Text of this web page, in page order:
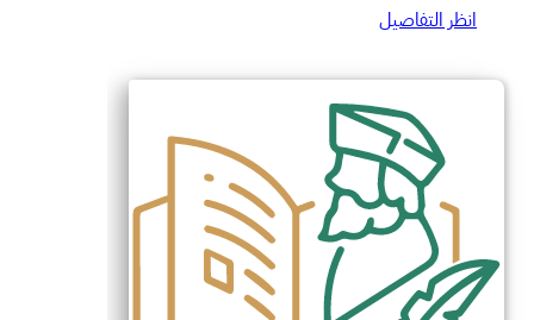
انظر التفاصيل